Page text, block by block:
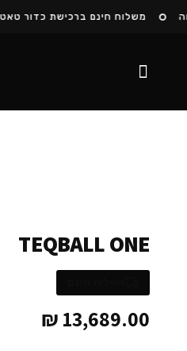
משלוח חינם ברכישת כדור טאטו
TEQBALL ONE
13,689.00
₪